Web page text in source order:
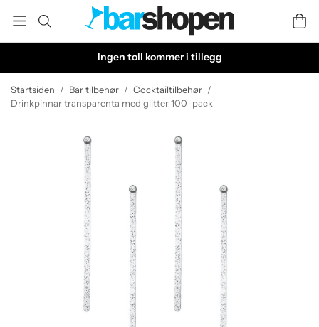
Ingen toll kommer i tillegg
Startsiden / Bar tilbehør / Cocktailtilbehør /
Drinkpinnar transparenta med glitter 100-pack